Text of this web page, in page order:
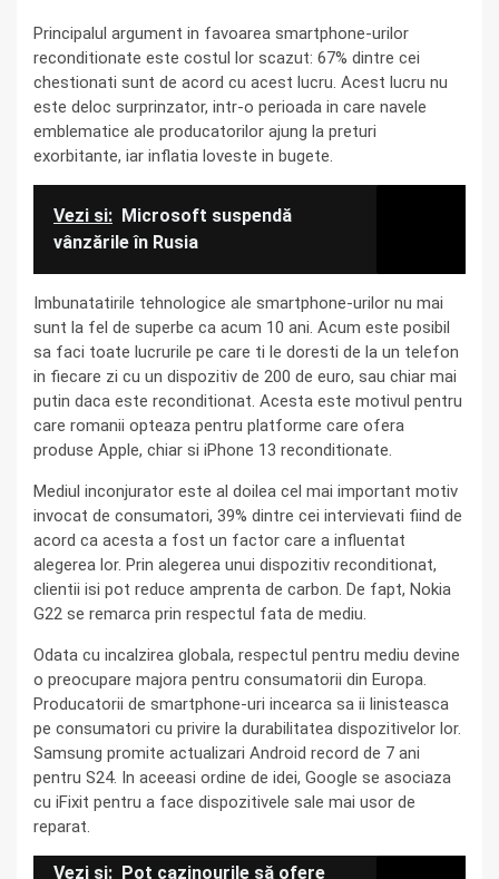
Principalul argument in favoarea smartphone-urilor
reconditionate este costul lor scazut: 67% dintre cei
chestionati sunt de acord cu acest lucru. Acest lucru nu
este deloc surprinzator, intr-o perioada in care navele
emblematice ale producatorilor ajung la preturi
exorbitante, iar inflatia loveste in bugete.
Vezi si: Microsoft suspendă
vânzările în Rusia
Imbunatatirile tehnologice ale smartphone-urilor nu mai
sunt la fel de superbe ca acum 10 ani. Acum este posibil
sa faci toate lucrurile pe care ti le doresti de la un telefon
in fiecare zi cu un dispozitiv de 200 de euro, sau chiar mai
putin daca este reconditionat. Acesta este motivul pentru
care romanii opteaza pentru platforme care ofera
produse Apple, chiar si iPhone 13 reconditionate.
Mediul inconjurator este al doilea cel mai important motiv
invocat de consumatori, 39% dintre cei intervievati fiind de
acord ca acesta a fost un factor care a influentat
alegerea lor. Prin alegerea unui dispozitiv reconditionat,
clientii isi pot reduce amprenta de carbon. De fapt, Nokia
G22 se remarca prin respectul fata de mediu.
Odata cu incalzirea globala, respectul pentru mediu devine
o preocupare majora pentru consumatorii din Europa.
Producatorii de smartphone-uri incearca sa ii linisteasca
pe consumatori cu privire la durabilitatea dispozitivelor lor.
Samsung promite actualizari Android record de 7 ani
pentru S24. In aceeasi ordine de idei, Google se asociaza
cu iFixit pentru a face dispozitivele sale mai usor de
reparat.
Vezi si: Pot cazinourile să ofere